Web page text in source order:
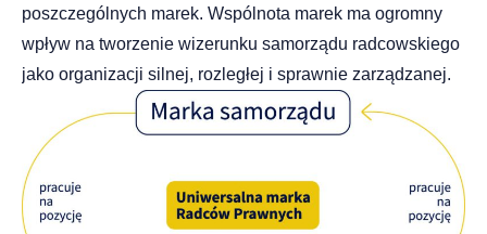
poszczególnych marek. Wspólnota marek ma ogromny
wpływ na tworzenie wizerunku samorządu radcowskiego
jako organizacji silnej, rozległej i sprawnie zarządzanej.